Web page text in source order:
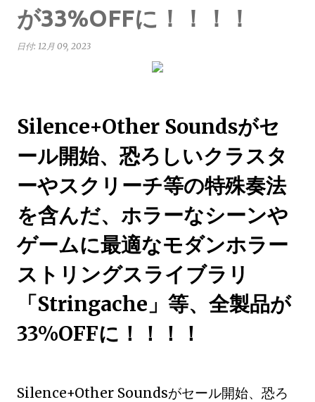
が33%OFFに！！！！
日付: 12月 09, 2023
Silence+Other Soundsがセ
ール開始、恐ろしいクラスタ
ーやスクリーチ等の特殊奏法
を含んだ、ホラーなシーンや
ゲームに最適なモダンホラー
ストリングスライブラリ
「Stringache」等、全製品が
33%OFFに！！！！
Silence+Other Soundsがセール開始、恐ろ